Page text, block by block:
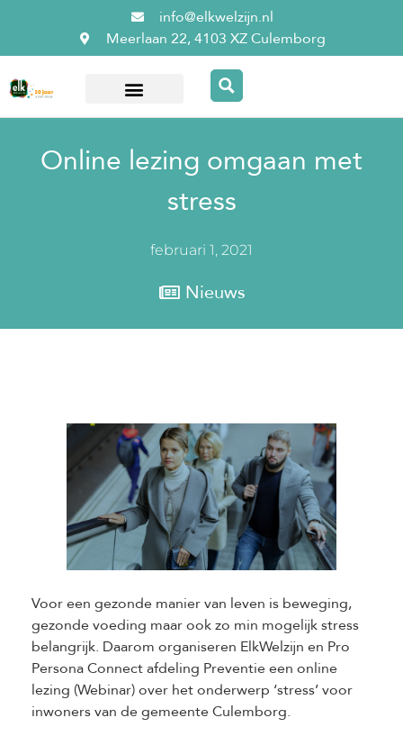
info@elkwelzijn.nl
Meerlaan 22, 4103 XZ Culemborg
Online lezing omgaan met
stress
februari 1, 2021
Nieuws
Voor een gezonde manier van leven is beweging,
gezonde voeding maar ook zo min mogelijk stress
belangrijk. Daarom organiseren ElkWelzijn en Pro
Persona Connect afdeling Preventie een online
lezing (Webinar) over het onderwerp ‘stress’ voor
inwoners van de gemeente Culemborg.